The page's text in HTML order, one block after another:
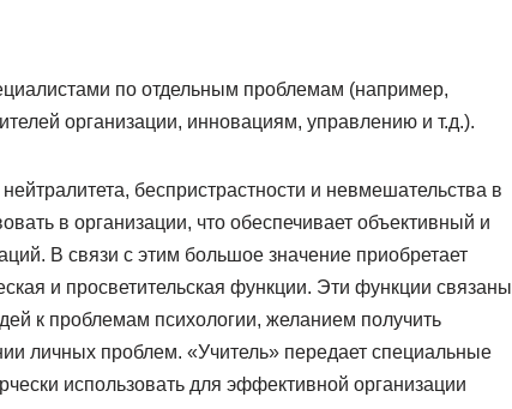
по отдельным проблемам (например,
организации, инновациям, управлению и т.д.).
беспристрастности и невмешательства в
в организации, что обеспечивает объективный и
В связи с этим большое значение приобретает
и просветительская функции. Эти функции связаны
к проблемам психологии, желанием получить
личных проблем. «Учитель» передает специальные
использовать для эффективной организации